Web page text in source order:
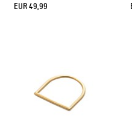
EUR 49,99